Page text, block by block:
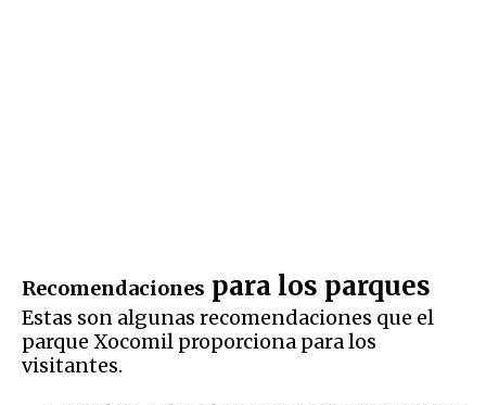
Recomendaciones para los parques
Estas son algunas recomendaciones que el
parque Xocomil proporciona para los
visitantes.